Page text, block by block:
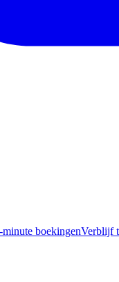
boekingenVerblijf